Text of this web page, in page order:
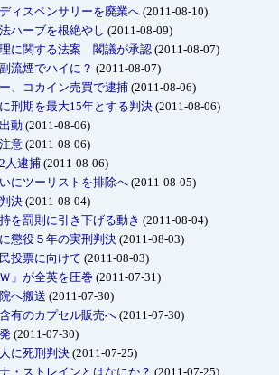
ィスペンサリーを廃業へ (2011-08-10)
ハーブを根絶やし (2011-08-09)
に関する法案 閣議が承認 (2011-08-07)
流煙でハイに？ (2011-08-07)
、コカイン売買で逮捕 (2011-08-06)
刑期を最大15年とする判決 (2011-08-06)
動 (2011-08-06)
意 (2011-08-06)
人逮捕 (2011-08-06)
にツーリストを排除へ (2011-08-05)
決 (2011-08-04)
を罰則に引き下げる動き (2011-08-04)
懲役５年の実刑判決 (2011-08-03)
投票に向けて (2011-08-03)
」が全英を圧巻 (2011-07-31)
へ搬送 (2011-07-30)
有のカプセル販売へ (2011-07-30)
(2011-07-30)
に死刑判決 (2011-07-25)
・ストレインとはなにか？ (2011-07-25)